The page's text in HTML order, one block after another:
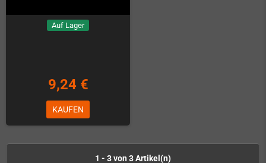
Auf Lager
9,24 €
KAUFEN
1 - 3 von 3 Artikel(n)